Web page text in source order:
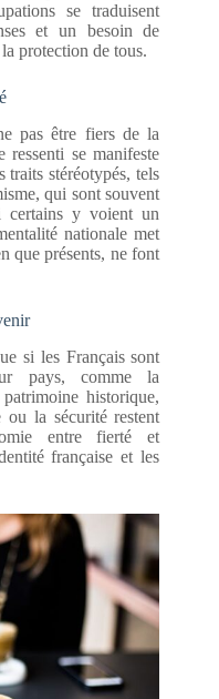
se traduisent
et un besoin de
protection de tous.
pas être fiers de la
se manifeste
traits stéréotypés, tels
qui sont souvent
certains y voient un
nationale met
que présents, ne font
si les Français sont
pays, comme la
historique,
ou la sécurité restent
entre fierté et
française et les